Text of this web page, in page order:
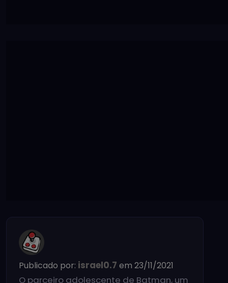
Publicado por: israel0.7 em 23/11/2021
O parceiro adolescente de Batman, um